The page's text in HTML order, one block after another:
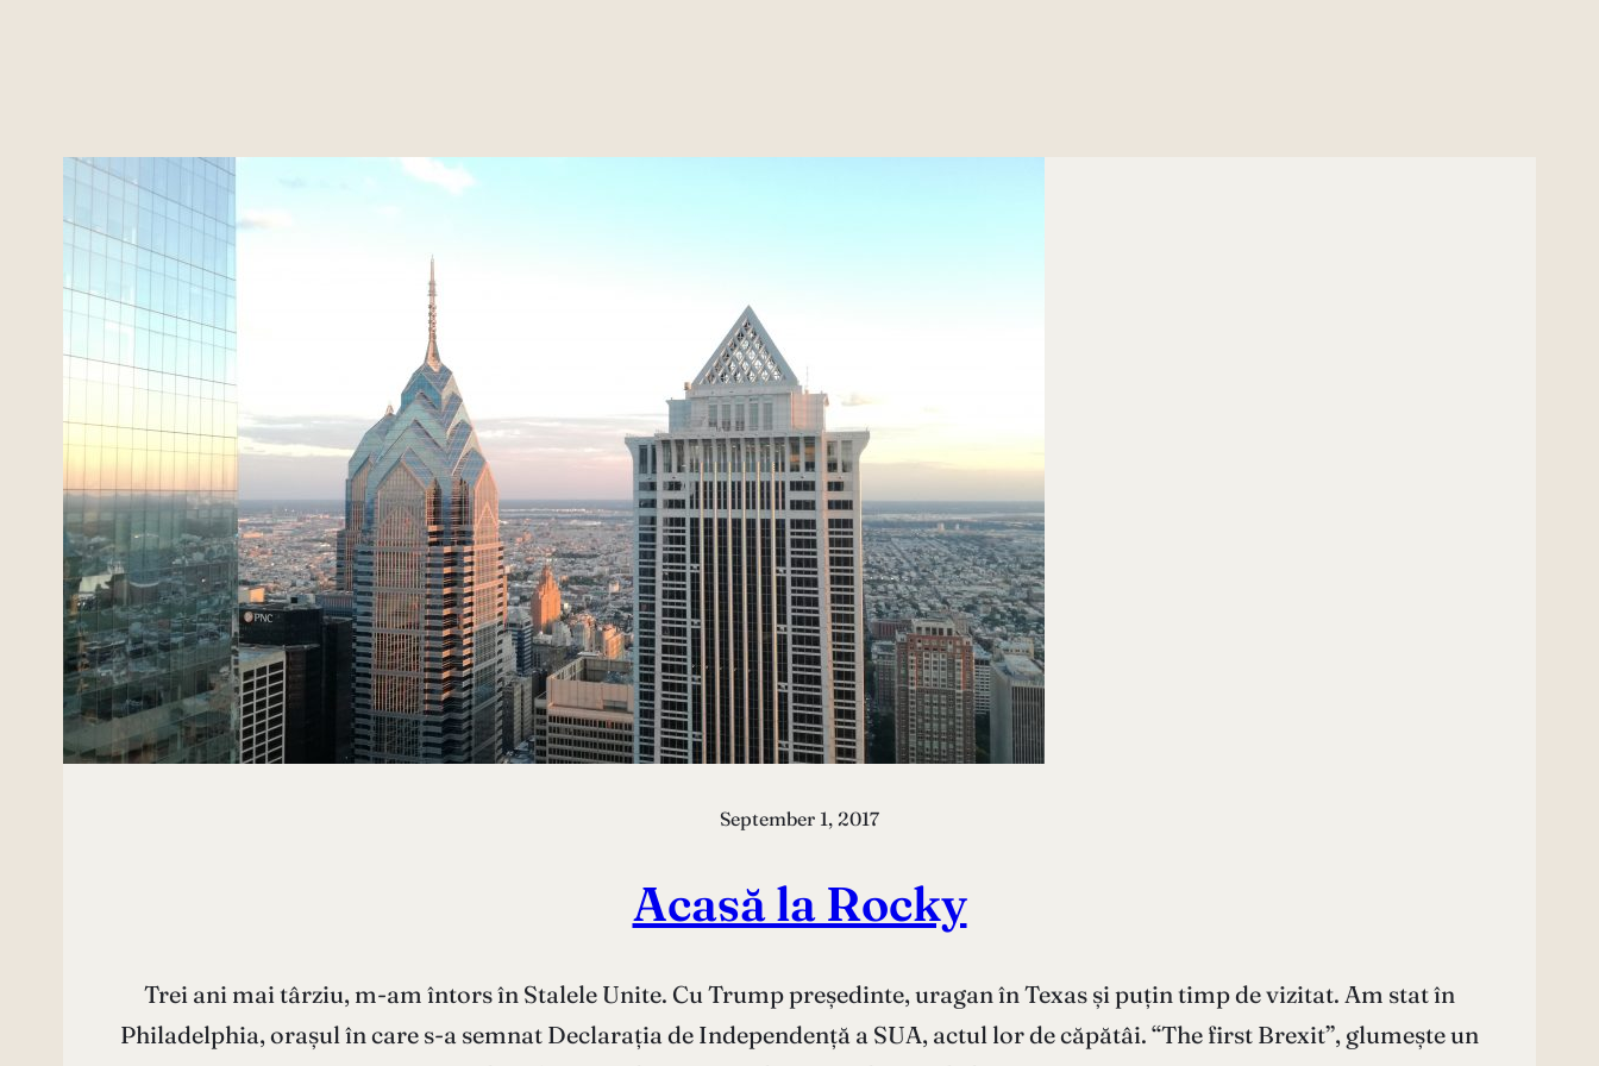
September 1, 2017
Acasă la Rocky
Trei ani mai târziu, m-am întors în Stalele Unite. Cu Trump președinte, uragan în Texas și puțin timp de vizitat. Am stat în
Philadelphia, orașul în care s-a semnat Declarația de Independență a SUA, actul lor de căpătâi. “The first Brexit”, glumește un